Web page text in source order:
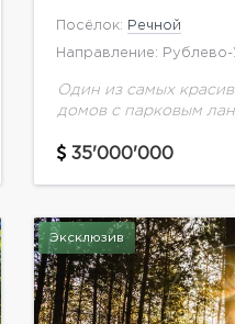
Посёлок: Речной
Направление:
Один из самых
домов с парковым
Уникальная отделка
продуманы...
35'000'000
Эксклюзив